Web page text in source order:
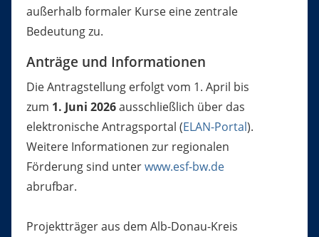
außerhalb formaler Kurse eine zentrale
Bedeutung zu.
Anträge und Informationen
Die Antragstellung erfolgt vom 1. April bis
zum 1. Juni 2026ausschließlich über das
elektronische Antragsportal (ELAN-Portal).
Weitere Informationen zur regionalen
Förderung sind unterwww.esf-bw.de
abrufbar.
Projektträger aus dem Alb-Donau-Kreis